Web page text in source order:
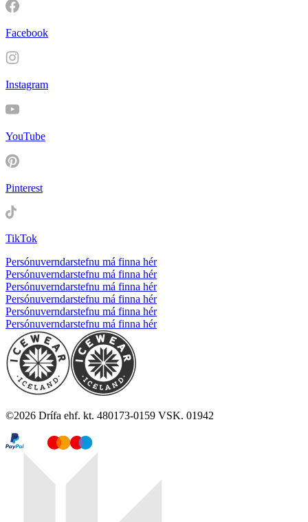
Facebook
Instagram
YouTube
Pinterest
TikTok
Persónuverndarstefnu má finna hér
Persónuverndarstefnu má finna hér
Persónuverndarstefnu má finna hér
Persónuverndarstefnu má finna hér
Persónuverndarstefnu má finna hér
Persónuverndarstefnu má finna hér
©2026 Drífa ehf. kt. 480173-0159 VSK. 01942